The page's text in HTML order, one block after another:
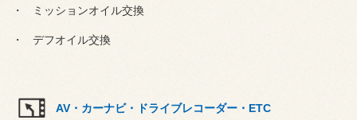
ミッションオイル交換
デフオイル交換
AV・カーナビ・ドライブレコーダー・ETC